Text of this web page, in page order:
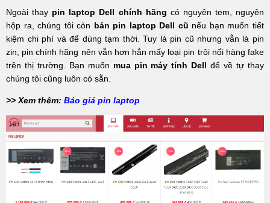
Ngoàithay pin laptop Dell chính hãng có nguyên tem, nguyên
hộp ra , chúng tôi còn bán pin laptop Dell cũ nếu bạn muốn tiết
kiệm chi phí và để dùng tạm thời. Tuy là pin cũ nhưng vẫn là pin
zin, pin chính hãng nên vẫn hơn hẳn mấy loại pin trôi nổi hàng fake
trên thị trường. Bạn muốn mua pin máy tính Dell để về tự thay
chúng tôi cũng luôn có sẵn.
>> Xem thêm: Báo giá pin laptop